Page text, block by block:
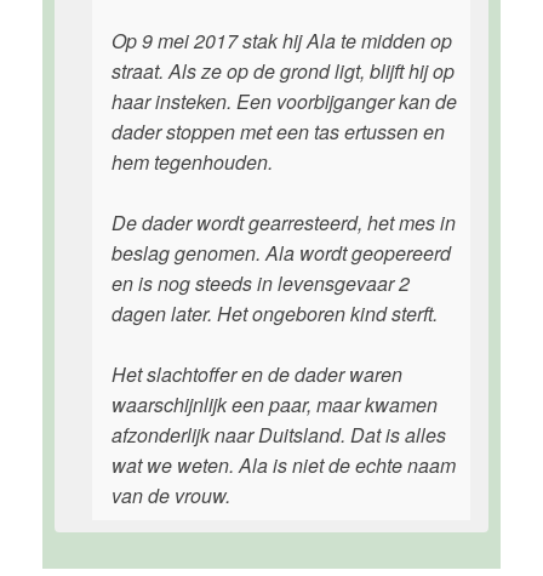
Op 9 mei 2017 stak hij Ala te midden op
straat. Als ze op de grond ligt, blijft hij op
haar insteken. Een voorbijganger kan de
dader stoppen met een tas ertussen en
hem tegenhouden.
De dader wordt gearresteerd, het mes in
beslag genomen. Ala wordt geopereerd
en is nog steeds in levensgevaar 2
dagen later. Het ongeboren kind sterft.
Het slachtoffer en de dader waren
waarschijnlijk een paar, maar kwamen
afzonderlijk naar Duitsland. Dat is alles
wat we weten. Ala is niet de echte naam
van de vrouw.